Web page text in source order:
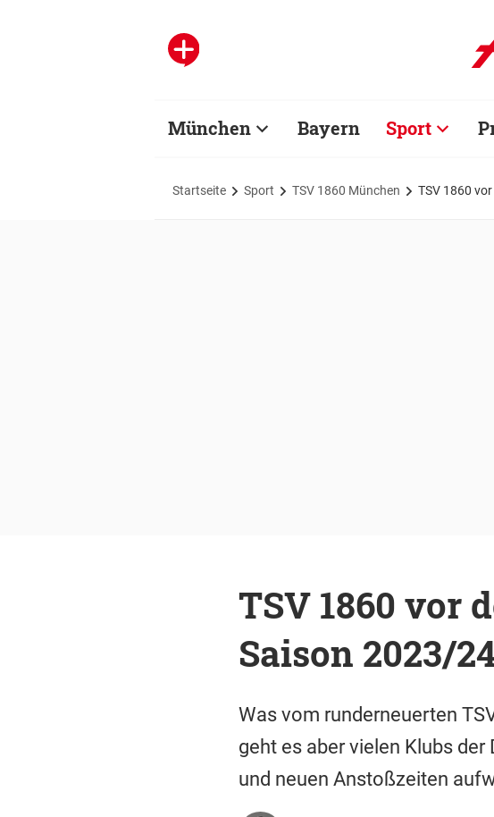
München Bayern Sport
Startseite Sport TSV 1860 München TSV 1860
TSV 1860 vor
Saison 2023/
Was vom runderneuerten
geht es aber vielen Klubs
und neuen Anstoßzeiten